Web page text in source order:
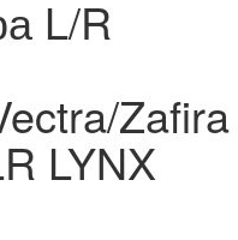
L/R
Zafira
LYNX